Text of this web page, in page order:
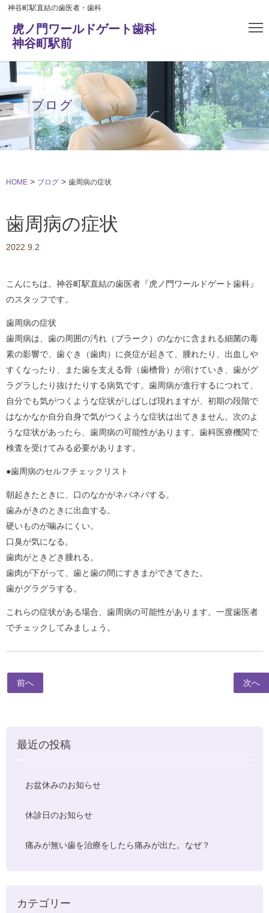
神谷町駅直結の歯医者・歯科
虎ノ門ワールドゲート歯科
神谷町駅前
ブログ
HOME> ブログ> 歯周病の症状
歯周病の症状
2022.9.2
こんにちは。神谷町駅直結の歯医者『虎ノ門ワールドゲート歯科』
のスタッフです。
歯周病の症状
歯周病は、歯の周囲の汚れ（プラーク）のなかに含まれる細菌の毒
素の影響で、歯ぐき（歯肉）に炎症が起きて、腫れたり、出血しや
すくなったり、また歯を支える骨（歯槽骨）が溶けていき、歯がグ
ラグラしたり抜けたりする病気です。歯周病が進行するにつれて、
自分でも気がつくような症状がしばしば現れますが、初期の段階で
はなかなか自分自身で気がつくような症状は出てきません。次のよ
うな症状があったら、歯周病の可能性があります。歯科医療機関で
検査を受けてみる必要があります。
●歯周病のセルフチェックリスト
朝起きたときに、口のなかがネバネバする。
歯みがきのときに出血する。
硬いものが噛みにくい。
口臭が気になる。
歯肉がときどき腫れる。
歯肉が下がって、歯と歯の間にすきまができてきた。
歯がグラグラする。
これらの症状がある場合、歯周病の可能性があります。一度歯医者
でチェックしてみましょう。
前へ 次へ
最近の投稿
お盆休みのお知らせ
休診日のお知らせ
痛みが無い歯を治療をしたら痛みが出た。なぜ？
カテゴリー